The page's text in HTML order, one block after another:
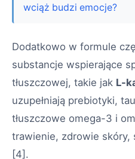
wciąż budzi emocje?
Dodatkowo w formule
substancje wspierające
tłuszczowej, takie jak L-
uzupełniają prebiotyki,
tłuszczowe omega-3 i
trawienie, zdrowie skóry,
[4] .